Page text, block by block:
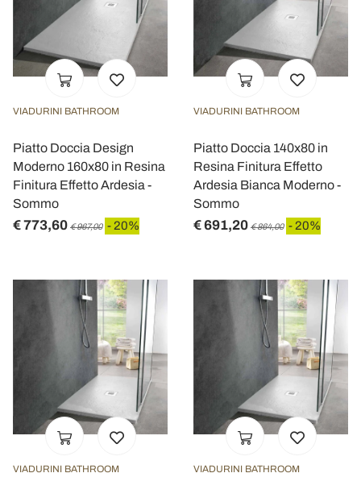
VIADURINI BATHROOM
Piatto Doccia Design
Moderno 160x80 in Resina
Finitura Effetto Ardesia -
Sommo
€ 773,60 € 967,00 - 20%
VIADURINI BATHROOM
Piatto Doccia 140x80 in
Resina Finitura Effetto
Ardesia Bianca Moderno -
Sommo
€ 691,20 € 864,00 - 20%
VIADURINI BATHROOM VIADURINI BATHROOM